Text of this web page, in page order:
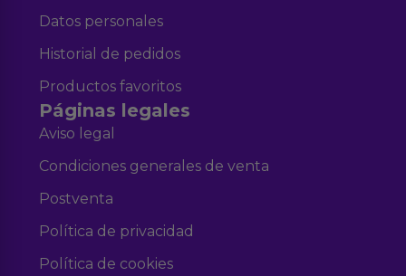
Datos personales
Historial de pedidos
Productos favoritos
Páginas legales
Aviso legal
Condiciones generales de venta
Postventa
Política de privacidad
Política de cookies